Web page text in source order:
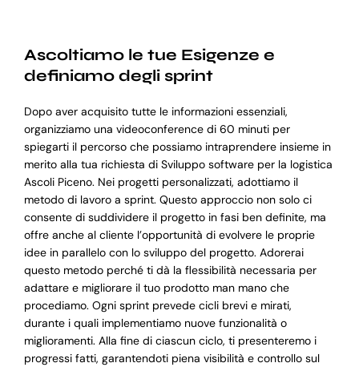
Ascoltiamo le tue Esigenze e
definiamo degli sprint
Dopo aver acquisito tutte le informazioni essenziali,
organizziamo una videoconference di 60 minuti per
spiegarti il percorso che possiamo intraprendere insieme in
merito alla tua richiesta di Sviluppo software per la logistica
Ascoli Piceno. Nei progetti personalizzati, adottiamo il
metodo di lavoro a sprint. Questo approccio non solo ci
consente di suddividere il progetto in fasi ben definite, ma
offre anche al cliente l’opportunità di evolvere le proprie
idee in parallelo con lo sviluppo del progetto. Adorerai
questo metodo perché ti dà la flessibilità necessaria per
adattare e migliorare il tuo prodotto man mano che
procediamo. Ogni sprint prevede cicli brevi e mirati,
durante i quali implementiamo nuove funzionalità o
miglioramenti. Alla fine di ciascun ciclo, ti presenteremo i
progressi fatti, garantendoti piena visibilità e controllo sul